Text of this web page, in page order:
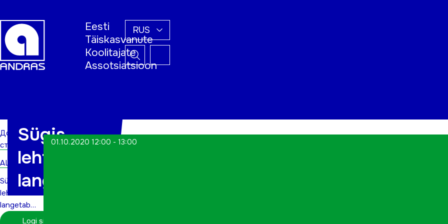
Eesti
Täiskasvanute
Koolitajate
Assotsiatsioon
RUS
Домашняя
страница
ALWs
Sügis
lehti
langetab…
Logi sisse
Sügis
lehti
langetab…
01.10.2020 12:00 - 13:00